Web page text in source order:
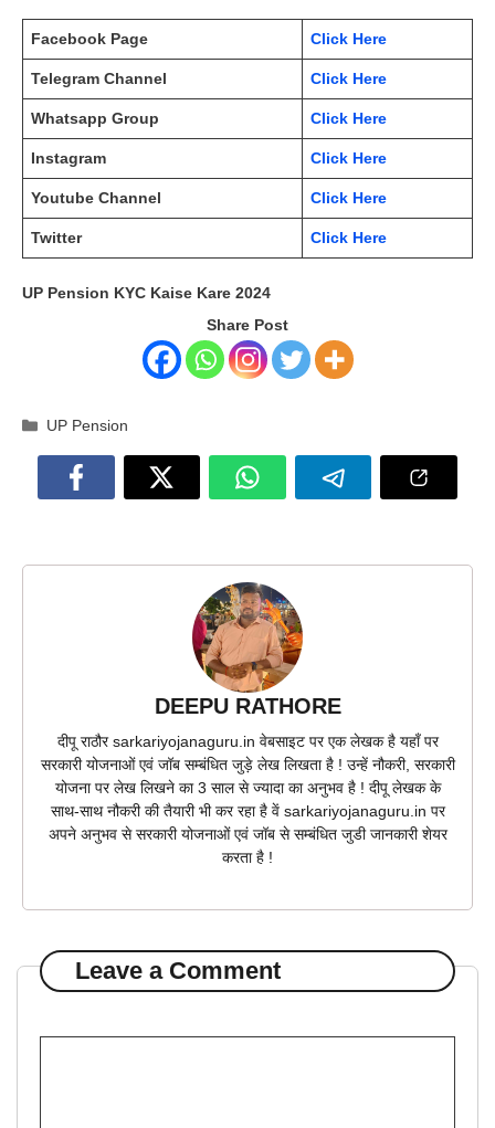
Facebook Page Click Here
Telegram Channel Click Here
Whatsapp Group Click Here
Instagram Click Here
Youtube Channel Click Here
Twitter Click Here
UP Pension KYC Kaise Kare 2024
Share Post
Categories
UP Pension
DEEPU RATHORE
दीपू राठौर sarkariyojanaguru.in वेबसाइट पर एक लेखक है यहाँ पर
सरकारी योजनाओं एवं जॉब सम्बंधित जुड़े लेख लिखता है ! उन्हें नौकरी, सरकारी
योजना पर लेख लिखने का 3 साल से ज्यादा का अनुभव है ! दीपू लेखक के
साथ-साथ नौकरी की तैयारी भी कर रहा है वें sarkariyojanaguru.in पर
अपने अनुभव से सरकारी योजनाओं एवं जॉब से सम्बंधित जुडी जानकारी शेयर
करता है !
Leave a Comment